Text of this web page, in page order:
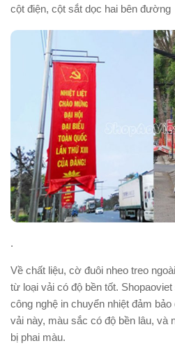
cột điện, cột sắt dọc hai bên đường
.
Về chất liệu, cờ đuôi nheo treo
từ loại vải có độ bền tốt.
công nghệ in chuyển nhiệt đảm
vải này, màu sắc có độ bền lâu, và
bị phai màu.